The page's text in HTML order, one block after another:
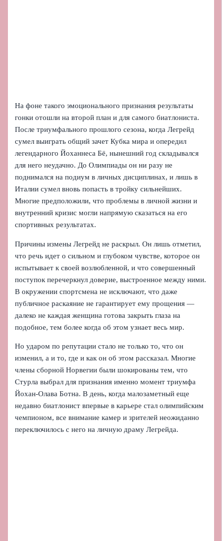
На фоне такого эмоционального признания результаты
гонки отошли на второй план и для самого биатлониста.
После триумфального прошлого сезона, когда Легрейд
сумел выиграть общий зачет Кубка мира и опередил
легендарного Йоханнеса Бё, нынешний год складывался
для него неудачно. До Олимпиады он ни разу не
поднимался на подиум в личных дисциплинах, и лишь в
Италии сумел вновь попасть в тройку сильнейших.
Многие предположили, что проблемы в личной жизни и
внутренний кризис могли напрямую сказаться на его
спортивных результатах.
Причины измены Легрейд не раскрыл. Он лишь отметил,
что речь идет о сильном и глубоком чувстве, которое он
испытывает к своей возлюбленной, и что совершенный
поступок перечеркнул доверие, выстроенное между ними.
В окружении спортсмена не исключают, что даже
публичное раскаяние не гарантирует ему прощения —
далеко не каждая женщина готова закрыть глаза на
подобное, тем более когда об этом узнает весь мир.
Но ударом по репутации стало не только то, что он
изменил, а и то, где и как он об этом рассказал. Многие
члены сборной Норвегии были шокированы тем, что
Стурла выбрал для признания именно момент триумфа
Йохан-Олава Ботна. В день, когда малозаметный еще
недавно биатлонист впервые в карьере стал олимпийским
чемпионом, все внимание камер и зрителей неожиданно
переключилось с него на личную драму Легрейда.